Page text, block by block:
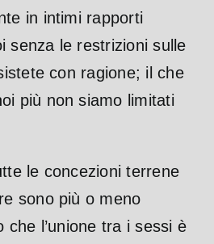
in intimi rapporti
senza le restrizioni sulle
con ragione; il che
più non siamo limitati
le concezioni terrene
sono più o meno
l’unione tra i sessi è